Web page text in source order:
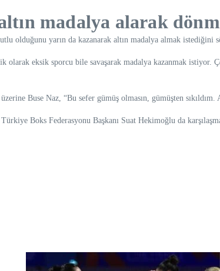
madalya alarak
olduğunu yarın da kazanarak altın madalya almak istediğini
olarak eksik sporcu bile savaşarak madalya kazanmak
Buse Naz, “Bu sefer gümüş olmasın, gümüşten
Boks Federasyonu Başkanı Suat Hekimoğlu da